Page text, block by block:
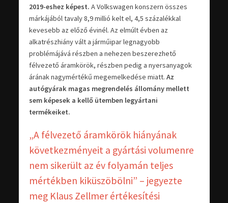
2019-eshez képest. A Volkswagen konszern összes
márkájából tavaly 8,9 millió kelt el, 4,5 százalékkal
kevesebb az előző évinél. Az elmúlt évben az
alkatrészhiány vált a járműipar legnagyobb
problémájává részben a nehezen beszerezhető
félvezető áramkörök, részben pedig a nyersanyagok
árának nagymértékű megemelkedése miatt. Az
autógyárak magas megrendelés állomány mellett
sem képesek a kellő ütemben legyártani
termékeiket.
„A félvezető áramkörök hiányának
következményeit a gyártási volumenre
nem sikerült az év folyamán teljes
mértékben kiküszöbölni” – jegyezte
meg Klaus Zellmer értékesítési